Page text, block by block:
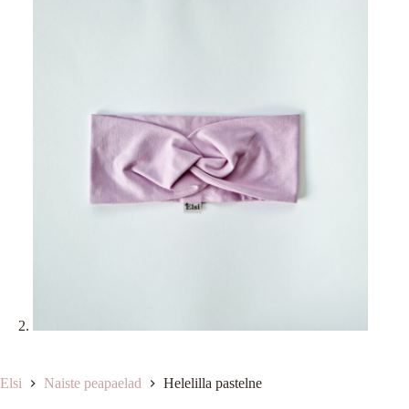
Elsi Naiste peapaelad Helelilla pastelne